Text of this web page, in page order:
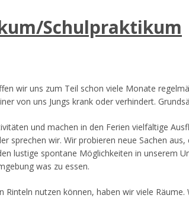
Schulpraktikum
wir uns zum Teil schon viele Monate
von uns Jungs krank oder verhindert.
und machen in den Ferien vielfältige
sprechen wir. Wir probieren neue Sachen
lustige spontane Möglichkeiten in unserem
was zu essen.
Rinteln nutzen können, haben wir viele